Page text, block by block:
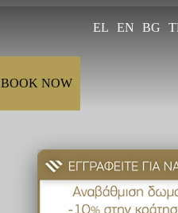
BOOK NOW
EL EN BG